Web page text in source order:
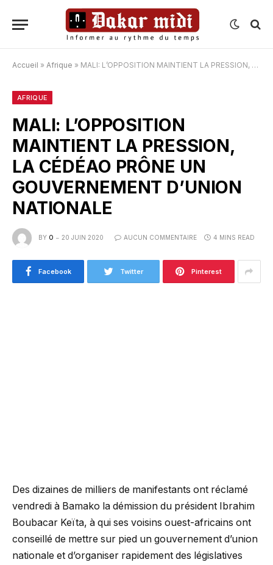
Accueil » Afrique » MALI: L’OPPOSITION MAINTIENT LA PRESSION, LA CÉDÉAO PRÔNE UN GOUVERNEMENT D’UNION NATIONALE
AFRIQUE
MALI: L’OPPOSITION
MAINTIENT LA PRESSION,
LA CÉDÉAO PRÔNE UN
GOUVERNEMENT D’UNION
NATIONALE
BY O 20 JUIN 2020 AUCUN COMMENTAIRE 4 MINS READ
Facebook Twitter Pinterest
Des dizaines de milliers de manifestants ont réclamé
vendredi à Bamako la démission du président Ibrahim
Boubacar Keïta, à qui ses voisins ouest-africains ont
conseillé de mettre sur pied un gouvernement d’union
nationale et d’organiser rapidement des législatives